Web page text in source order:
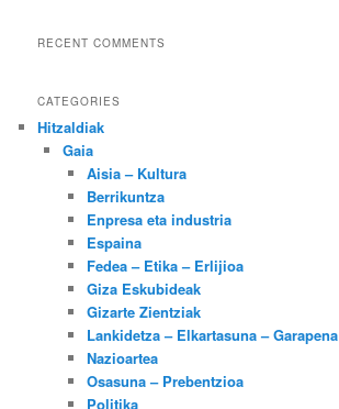
RECENT COMMENTS
CATEGORIES
Hitzaldiak
Gaia
Aisia – Kultura
Berrikuntza
Enpresa eta industria
Espaina
Fedea – Etika – Erlijioa
Giza Eskubideak
Gizarte Zientziak
Lankidetza – Elkartasuna – Garapena
Nazioartea
Osasuna – Prebentzioa
Politika